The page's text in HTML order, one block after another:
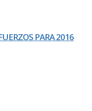
PARA 2016